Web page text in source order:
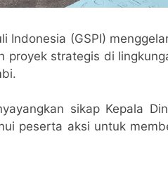
Indonesia (GSPI)
proyek strategis di
sikap Kepala
peserta aksi untuk